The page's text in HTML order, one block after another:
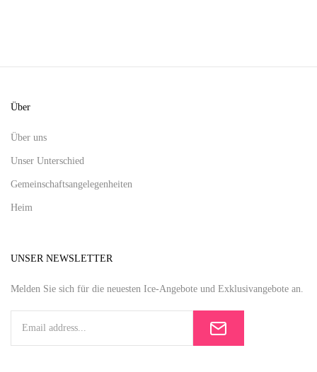
Über
Über uns
Unser Unterschied
Gemeinschaftsangelegenheiten
Heim
UNSER NEWSLETTER
Melden Sie sich für die neuesten Ice-Angebote und Exklusivangebote an.